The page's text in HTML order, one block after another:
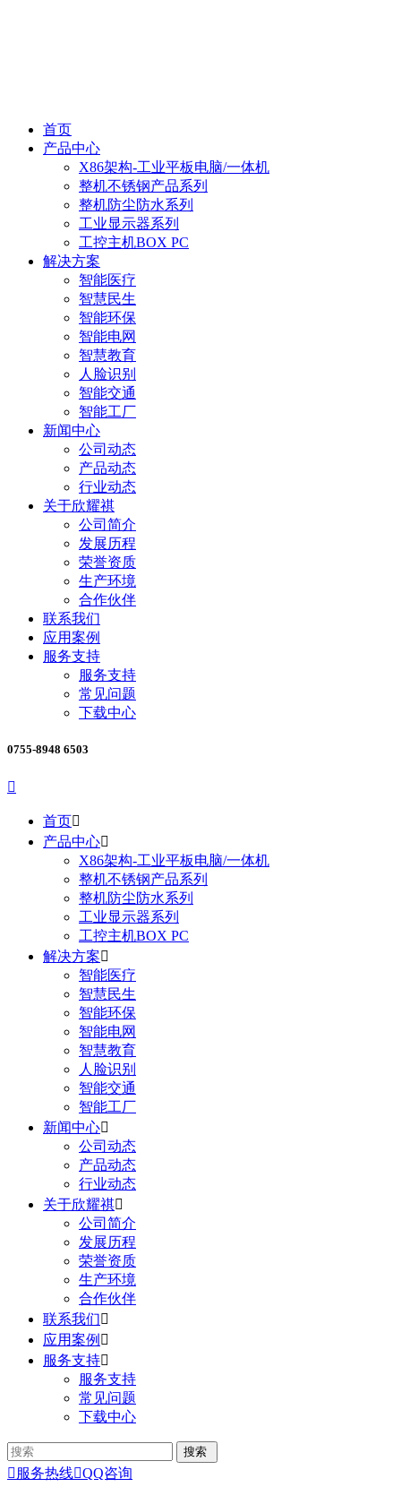
首页
产品中心
X86架构-工业平板电脑/一体机
整机不锈钢产品系列
整机防尘防水系列
工业显示器系列
工控主机BOX PC
解决方案
智能医疗
智慧民生
智能环保
智能电网
智慧教育
人脸识别
智能交通
智能工厂
新闻中心
公司动态
产品动态
行业动态
关于欣耀祺
公司简介
发展历程
荣誉资质
生产环境
合作伙伴
联系我们
应用案例
服务支持
服务支持
常见问题
下载中心
0755-8948 6503

首页
产品中心
X86架构-工业平板电脑/一体机
整机不锈钢产品系列
整机防尘防水系列
工业显示器系列
工控主机BOX PC
解决方案
智能医疗
智慧民生
智能环保
智能电网
智慧教育
人脸识别
智能交通
智能工厂
新闻中心
公司动态
产品动态
行业动态
关于欣耀祺
公司简介
发展历程
荣誉资质
生产环境
合作伙伴
联系我们
应用案例 
服务支持
服务支持
常见问题
下载中心
 服务热线QQ咨询